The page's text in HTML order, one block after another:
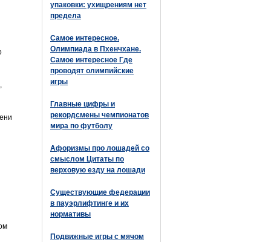
упаковки: ухищрениям нет
предела
Самое интересное.
Олимпиада в Пхенчхане.
Самое интересное Где
проводят олимпийские
игры
Главные цифры и
рекордсмены чемпионатов
мира по футболу
Афоризмы про лошадей со
смыслом Цитаты по
верховую езду на лошади
Существующие федерации
в пауэрлифтинге и их
нормативы
Подвижные игры с мячом